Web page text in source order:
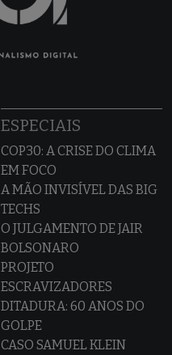
ESPECIAIS
COP30: A CRISE DO CLIMA
EM FOCO
A MÃO INVISÍVEL DAS BIG
TECHS
O JULGAMENTO DE JAIR
BOLSONARO
PROJETO
ESCRAVIZADORES
DITADURA: 60 ANOS DO
GOLPE
CASO SAMUEL KLEIN